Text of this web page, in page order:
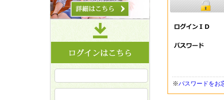
※パスワードをお